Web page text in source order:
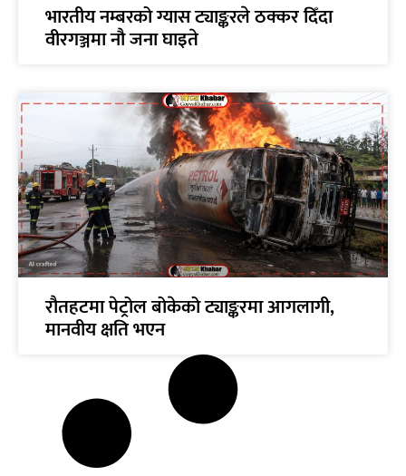
भारतीय नम्बरको ग्यास ट्याङ्करले ठक्कर दिँदा
वीरगञ्जमा नौ जना घाइते
रौतहटमा पेट्रोल बोकेको ट्याङ्करमा आगलागी,
मानवीय क्षति भएन